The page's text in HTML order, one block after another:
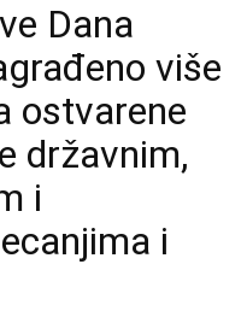
Dana
više
ostvarene
državnim,
i
i